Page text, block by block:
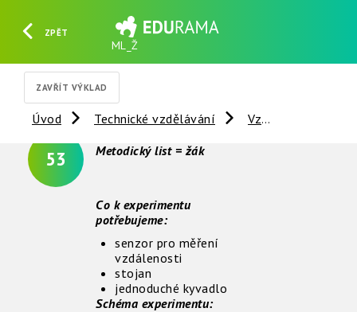
ZPĚT
ML_Ž
ZAVŘÍT VÝKLAD
Úvod Technické vzdělávání Vzdálené experimenty
53 Metodický list = žák
Co k experimentu
potřebujeme:
senzor pro měření
vzdálenosti
stojan
jednoduché kyvadlo
Schéma experimentu: